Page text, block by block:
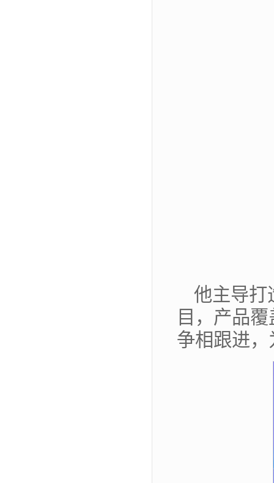
他主导打
目，产品
争相跟进